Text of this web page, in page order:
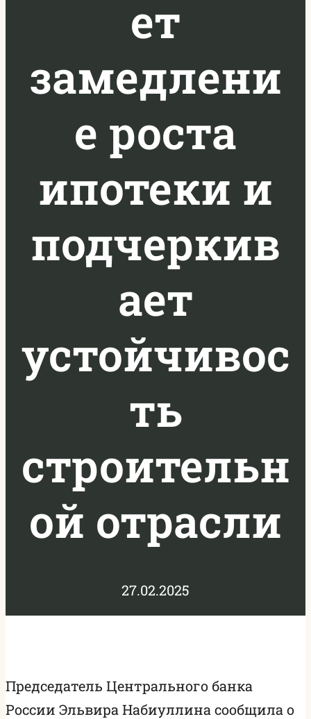
ет
замедлени
е роста
ипотеки и
подчеркив
ает
устойчивос
ть
строительн
ой отрасли
27.02.2025
Председатель Центрального банка
России Эльвира Набиуллина сообщила о